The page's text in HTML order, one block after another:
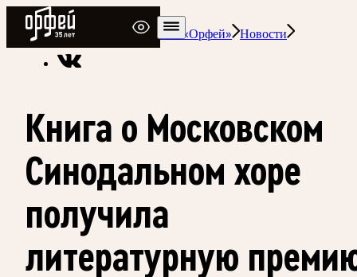
Радио Орфей
Радио классической музыки «Орфей» Новости
Книга о Московском
Синодальном хоре
получила
литературную